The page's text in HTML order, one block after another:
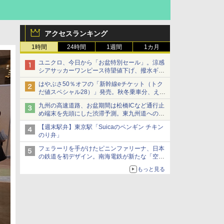
アクセスランキング
1時間 24時間 1週間 1カ月
ユニクロ、今日から「お盆特別セール」。涼感
シアサッカーワンピース待望値下げ、撥水ギア
ショーツは1990円に
はやぶさ50％オフの「新幹線eチケット（トク
だ値スペシャル28）」発売。秋冬乗車分、えき
ねっと限定
九州の高速道路、お盆期間は松橋ICなど通行止
め端末を先頭にした渋滞予測。東九州道への迂
回は料金調整を実施
【週末駅弁】東京駅「Suicaのペンギン チキン
のり弁」
フェラーリを手がけたピニンファリーナ、日本
の鉄道を初デザイン。南海電鉄が新たな「空港
もっと見る